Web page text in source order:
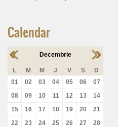
Calendar
Decembrie
L M M J V S
D
01
02 03 04 05 06
07
08
09 10 11 12 13
14
15
16 17 18 19 20
21
22
23 24 25 26 27
28